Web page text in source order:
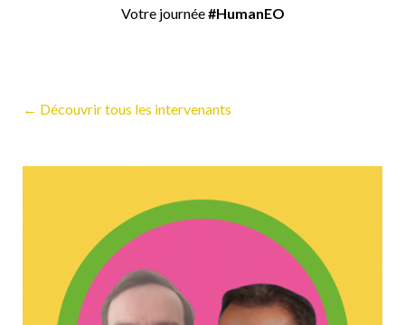
Votre journée#HumanEO
← Découvrir tous les intervenants